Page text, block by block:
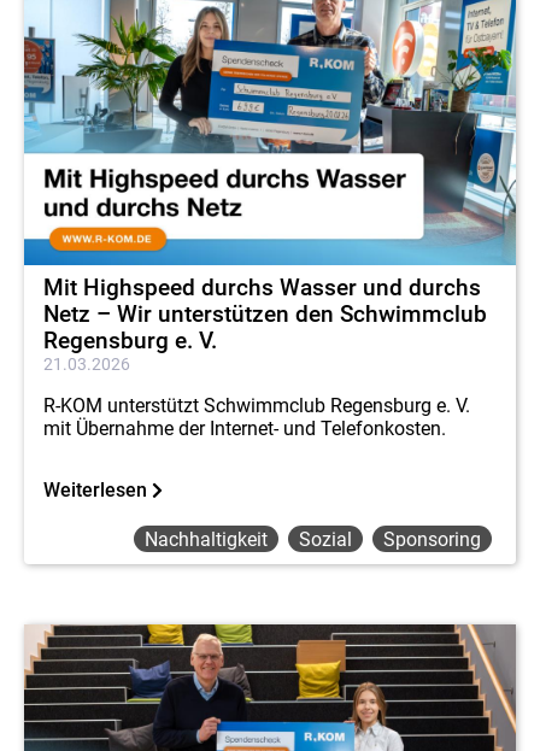
Mit Highspeed durchs Wasser und durchs
Netz – Wir unterstützen den Schwimmclub
Regensburg e. V.
21.03.2026
R-KOM unterstützt Schwimmclub Regensburg e. V.
mit Übernahme der Internet- und Telefonkosten.
Weiterlesen
Nachhaltigkeit Sozial Sponsoring